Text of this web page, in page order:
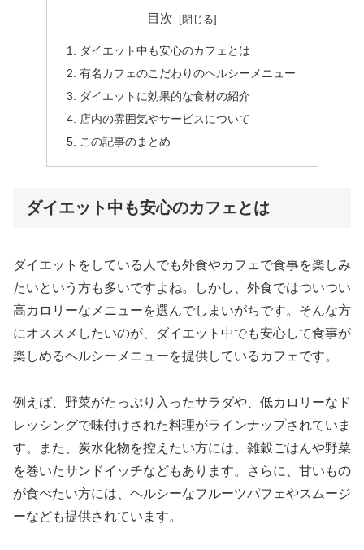
目次
ダイエット中も安心のカフェとは
有名カフェのこだわりのヘルシーメニュー
ダイエットに効果的な食材の紹介
店内の雰囲気やサービスについて
この記事のまとめ
ダイエット中も安心のカフェとは
ダイエットをしている人でも外食やカフェで食事を楽しみ
たいという方も多いですよね。しかし、外食ではついつい
高カロリーなメニューを選んでしまいがちです。そんな方
にオススメしたいのが、ダイエット中でも安心して食事が
楽しめるヘルシーメニューを提供しているカフェです。
例えば、野菜がたっぷり入ったサラダや、低カロリーなド
レッシングで味付けされた料理がラインナップされていま
す。また、炭水化物を控えたい方には、雑穀ごはんや野菜
を巻いたサンドイッチなどもあります。さらに、甘いもの
が食べたい方には、ヘルシーなフルーツパフェやスムージ
ーなども提供されています。